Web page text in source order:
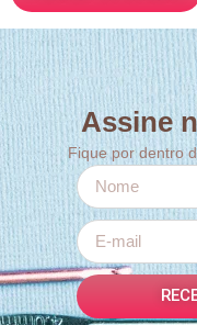
Assine
Fique por dentro